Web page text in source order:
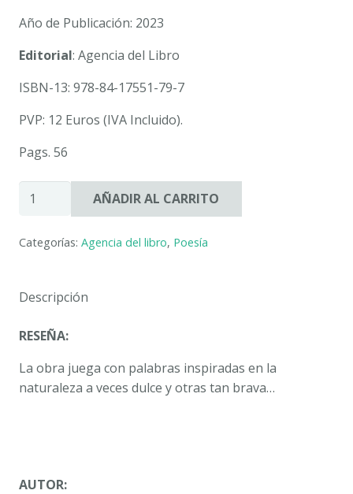
Año de Publicación: 2023
Editorial: Agencia del Libro
ISBN-13: 978-84-17551-79-7
PVP: 12 Euros (IVA Incluido).
Pags. 56
SCHIUMA
ANTONIA
MELLADO
cantidad
AÑADIR AL CARRITO
Categorías: Agencia del libro, Poesía
Descripción
RESEÑA:
La obra juega con palabras inspiradas en la
naturaleza a veces dulce y otras tan brava…
AUTOR: